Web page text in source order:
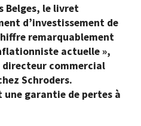
Belges, le livret
d’investissement de
remarquablement
actuelle »,
directeur commercial
Schroders.
une garantie de pertes à